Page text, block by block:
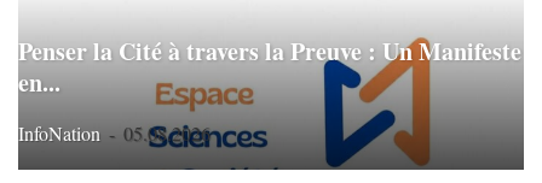
Penser la Cité à travers la Preuve : Un Manifeste
en...
InfoNation - 05.08.2026